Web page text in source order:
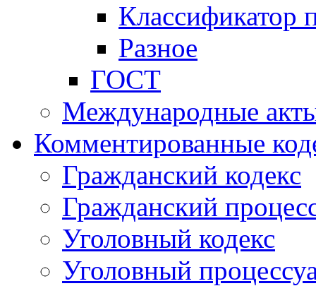
Классификатор
Разное
ГОСТ
Международные
Комментированные
Гражданский кодекс
Гражданский
Уголовный кодекс
Уголовный